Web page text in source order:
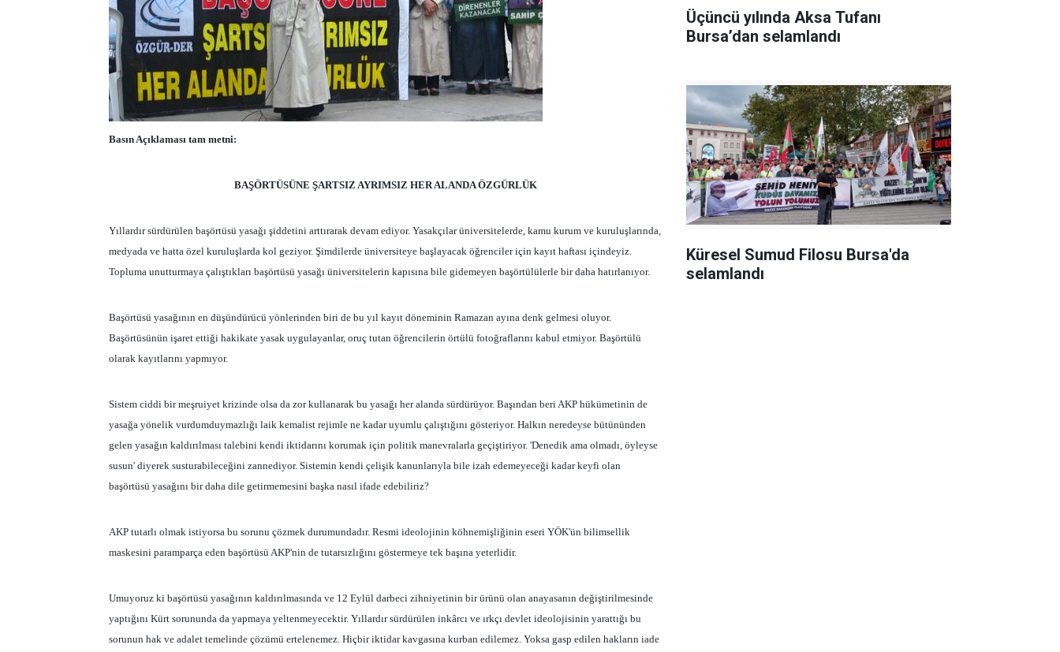
Basın Açıklaması tam metni:
BAŞÖRTÜSÜNE ŞARTSIZ AYRIMSIZ HER ALANDA ÖZGÜRLÜK
Yıllardır sürdürülen başörtüsü yasağı şiddetini arttırarak devam ediyor. Yasakçılar üniversitelerde, kamu kurum ve kuruluşlarında,
medyada ve hatta özel kuruluşlarda kol geziyor. Şimdilerde üniversiteye başlayacak öğrenciler için kayıt haftası içindeyiz.
Topluma unutturmaya çalıştıkları başörtüsü yasağı üniversitelerin kapısına bile gidemeyen başörtülülerle bir daha hatırlanıyor.
Başörtüsü yasağının en düşündürücü yönlerinden biri de bu yıl kayıt döneminin Ramazan ayına denk gelmesi oluyor.
Başörtüsünün işaret ettiği hakikate yasak uygulayanlar, oruç tutan öğrencilerin örtülü fotoğraflarını kabul etmiyor. Başörtülü
olarak kayıtlarını yapmıyor.
Sistem ciddi bir meşruiyet krizinde olsa da zor kullanarak bu yasağı her alanda sürdürüyor. Başından beri AKP hükümetinin de
yasağa yönelik vurdumduymazlığı laik kemalist rejimle ne kadar uyumlu çalıştığını gösteriyor. Halkın neredeyse bütününden
gelen yasağın kaldırılması talebini kendi iktidarını korumak için politik manevralarla geçiştiriyor. 'Denedik ama olmadı, öyleyse
susun' diyerek susturabileceğini zannediyor. Sistemin kendi çelişik kanunlarıyla bile izah edemeyeceği kadar keyfi olan
başörtüsü yasağını bir daha dile getirmemesini başka nasıl ifade edebiliriz?
AKP tutarlı olmak istiyorsa bu sorunu çözmek durumundadır. Resmi ideolojinin köhnemişliğinin eseri YÖK'ün bilimsellik
maskesini paramparça eden başörtüsü AKP'nin de tutarsızlığını göstermeye tek başına yeterlidir.
Umuyoruz ki başörtüsü yasağının kaldırılmasında ve 12 Eylül darbeci zihniyetinin bir ürünü olan anayasanın değiştirilmesinde
yaptığını Kürt sorununda da yapmaya yeltenmeyecektir. Yıllardır sürdürülen inkârcı ve ırkçı devlet ideolojisinin yarattığı bu
sorunun hak ve adalet temelinde çözümü ertelenemez. Hiçbir iktidar kavgasına kurban edilemez. Yoksa gasp edilen hakların iade
Üçüncü yılında Aksa Tufanı
Bursa’dan selamlandı
Küresel Sumud Filosu Bursa'da
selamlandı